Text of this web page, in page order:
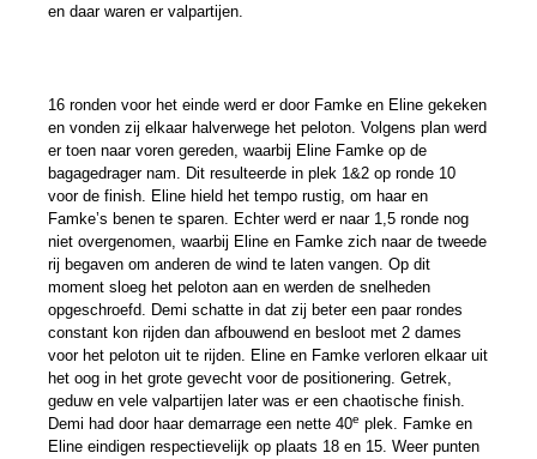
en daar waren er valpartijen.
16 ronden voor het einde werd er door Famke en Eline gekeken
en vonden zij elkaar halverwege het peloton. Volgens plan werd
er toen naar voren gereden, waarbij Eline Famke op de
bagagedrager nam. Dit resulteerde in plek 1&2 op ronde 10
voor de finish. Eline hield het tempo rustig, om haar en
Famke’s benen te sparen. Echter werd er naar 1,5 ronde nog
niet overgenomen, waarbij Eline en Famke zich naar de tweede
rij begaven om anderen de wind te laten vangen. Op dit
moment sloeg het peloton aan en werden de snelheden
opgeschroefd. Demi schatte in dat zij beter een paar rondes
constant kon rijden dan afbouwend en besloot met 2 dames
voor het peloton uit te rijden. Eline en Famke verloren elkaar uit
het oog in het grote gevecht voor de positionering. Getrek,
geduw en vele valpartijen later was er een chaotische finish.
Demi had door haar demarrage een nette 40e plek. Famke en
Eline eindigen respectievelijk op plaats 18 en 15. Weer punten